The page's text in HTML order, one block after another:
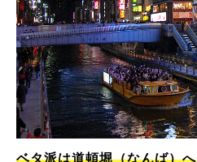
ベタ派は道頓堀（なんば）へ